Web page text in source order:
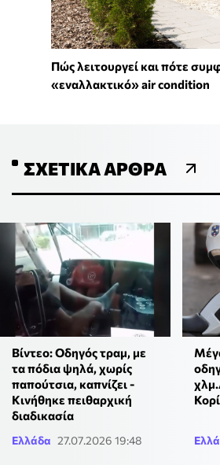
Πώς λειτουργεί και πότε
«εναλλακτικό» air condition
ΣΧΕΤΙΚΆ ΆΡΘΡΑ
Βίντεο: Οδηγός τραμ, με
τα πόδια ψηλά, χωρίς
παπούτσια, καπνίζει -
Κινήθηκε πειθαρχική
διαδικασία
Ελλάδα 27.07.2026 19:48